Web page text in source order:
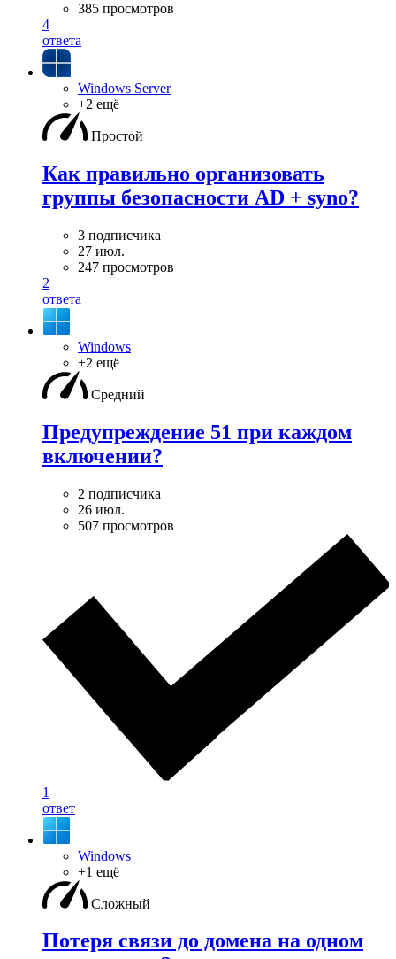
385 просмотров
4
ответа
Windows Server
+2 ещё
Простой
Как правильно организовать
группы безопасности AD + syno?
3 подписчика
27 июл.
247 просмотров
2
ответа
Windows
+2 ещё
Средний
Предупреждение 51 при каждом
включении?
2 подписчика
26 июл.
507 просмотров
1
ответ
Windows
+1 ещё
Сложный
Потеря связи до домена на одном